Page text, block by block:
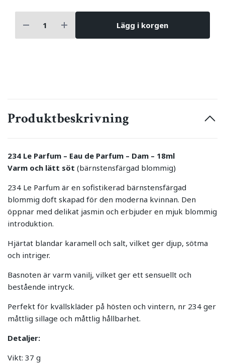
Lägg i korgen
Produktbeskrivning
234 Le Parfum – Eau de Parfum – Dam – 18ml
Varm och lätt söt (bärnstensfärgad blommig)
234 Le Parfum är en sofistikerad bärnstensfärgad
blommig doft skapad för den moderna kvinnan. Den
öppnar med delikat jasmin och erbjuder en mjuk blommig
introduktion.
Hjärtat blandar karamell och salt, vilket ger djup, sötma
och intriger.
Basnoten är varm vanilj, vilket ger ett sensuellt och
bestående intryck.
Perfekt för kvällskläder på hösten och vintern, nr 234 ger
måttlig sillage och måttlig hållbarhet.
Detaljer:
Vikt: 37 g